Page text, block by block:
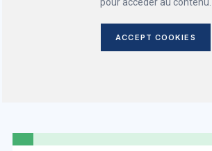
pour accéder au contenu.
ACCEPT COOKIES